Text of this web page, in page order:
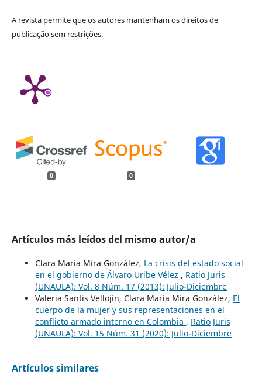
A revista permite que os autores mantenham os direitos de
publicação sem restrições.
0 0
Artículos más leídos del mismo autor/a
Clara María Mira González, La crisis del estado social
en el gobierno de Álvaro Uribe Vélez , Ratio Juris
(UNAULA): Vol. 8 Núm. 17 (2013): Julio-Diciembre
Valeria Santis Vellojín, Clara María Mira González, El
cuerpo de la mujer y sus representaciones en el
conflicto armado interno en Colombia , Ratio Juris
(UNAULA): Vol. 15 Núm. 31 (2020): Julio-Diciembre
Artículos similares